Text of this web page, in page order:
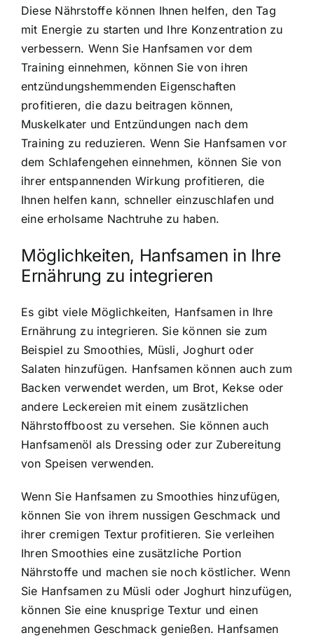
Diese Nährstoffe können Ihnen helfen, den Tag
mit Energie zu starten und Ihre Konzentration zu
verbessern. Wenn Sie Hanfsamen vor dem
Training einnehmen, können Sie von ihren
entzündungshemmenden Eigenschaften
profitieren, die dazu beitragen können,
Muskelkater und Entzündungen nach dem
Training zu reduzieren. Wenn Sie Hanfsamen vor
dem Schlafengehen einnehmen, können Sie von
ihrer entspannenden Wirkung profitieren, die
Ihnen helfen kann, schneller einzuschlafen und
eine erholsame Nachtruhe zu haben.
Möglichkeiten, Hanfsamen in Ihre
Ernährung zu integrieren
Es gibt viele Möglichkeiten, Hanfsamen in Ihre
Ernährung zu integrieren. Sie können sie zum
Beispiel zu Smoothies, Müsli, Joghurt oder
Salaten hinzufügen. Hanfsamen können auch zum
Backen verwendet werden, um Brot, Kekse oder
andere Leckereien mit einem zusätzlichen
Nährstoffboost zu versehen. Sie können auch
Hanfsamenöl als Dressing oder zur Zubereitung
von Speisen verwenden.
Wenn Sie Hanfsamen zu Smoothies hinzufügen,
können Sie von ihrem nussigen Geschmack und
ihrer cremigen Textur profitieren. Sie verleihen
Ihren Smoothies eine zusätzliche Portion
Nährstoffe und machen sie noch köstlicher. Wenn
Sie Hanfsamen zu Müsli oder Joghurt hinzufügen,
können Sie eine knusprige Textur und einen
angenehmen Geschmack genießen. Hanfsamen